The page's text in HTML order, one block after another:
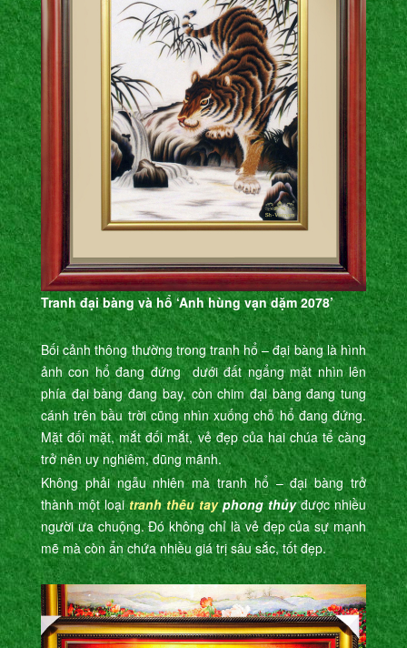
Tranh đại bàng và hổ ‘Anh hùng vạn dặm 2078’
Bối cảnh thông thường trong tranh hổ – đại bàng là hình
ảnh con hổ đang đứng dưới đất ngẩng mặt nhìn lên
phía đại bàng đang bay, còn chim đại bàng đang tung
cánh trên bầu trời cũng nhìn xuống chỗ hổ đang đứng.
Mặt đối mặt, mắt đối mắt, vẻ đẹp của hai chúa tể càng
trở nên uy nghiêm, dũng mãnh.
Không phải ngẫu nhiên mà tranh hổ – đại bàng trở
thành một loạitranh thêu tayphong thủyđược nhiều
người ưa chuộng. Đó không chỉ là vẻ đẹp của sự mạnh
mẽ mà còn ẩn chứa nhiều giá trị sâu sắc, tốt đẹp.